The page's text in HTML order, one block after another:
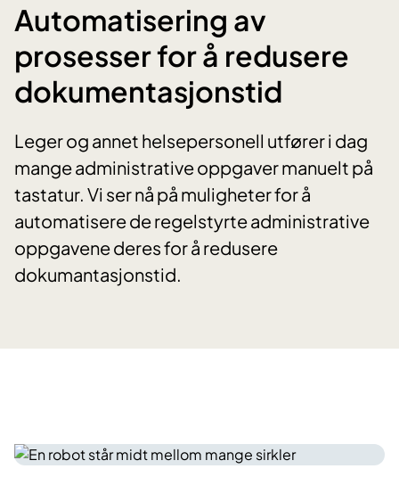
Automatisering av
prosesser for å redusere
dokumentasjonstid
Leger og annet helsepersonell utfører i dag
mange administrative oppgaver manuelt på
tastatur. Vi ser nå på muligheter for å
automatisere de regelstyrte administrative
oppgavene deres for å redusere
dokumantasjonstid.